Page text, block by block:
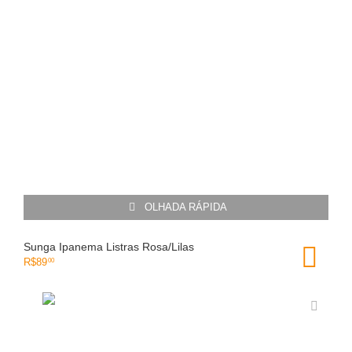
OLHADA RÁPIDA
Sunga Ipanema Listras Rosa/Lilas
R$8900